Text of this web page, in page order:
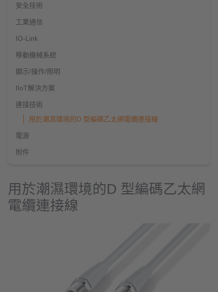
安全技術
工業通信
IO-Link
移動機械系統
顯示/操作/照明
IIoT解決方案
連接技術
用於潮濕環境的D 型編碼乙太網電纜連接線
電源
附件
用於潮濕環境的D 型編碼乙太網
電纜連接線